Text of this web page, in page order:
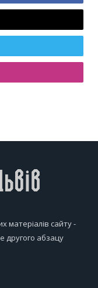
матеріалів сайту -
другого абзацу